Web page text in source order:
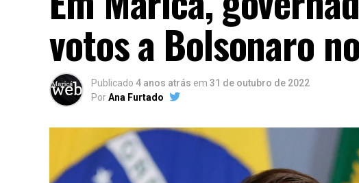
votos a Bolsonaro
Publicado 4 anos atrás em 31 de outubro de 2022
PorAna Furtado